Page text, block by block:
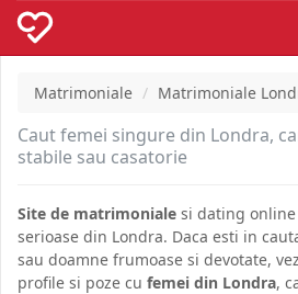
Matrimoniale Matrimoniale
Caut femei singure din Londra,
stabile sau casatorie
Site de matrimoniale si dating
serioase din Londra. Daca esti in
sau doamne frumoase si devotate,
profile si poze cu femei din Londra,